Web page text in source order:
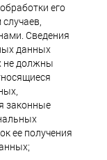
его
Сведения
данных
не должны
законные
ее получения